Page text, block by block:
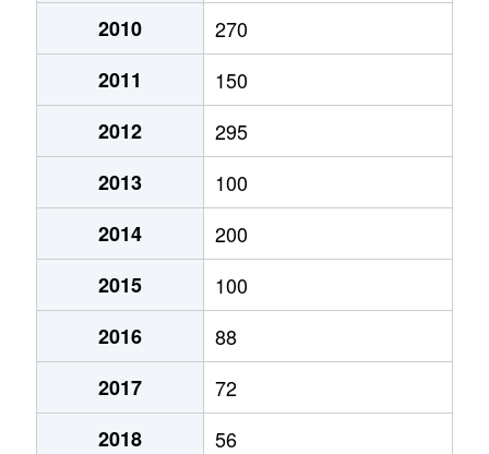
2010
270
2011
150
2012
295
2013
100
2014
200
2015
100
2016
88
2017
72
2018
56